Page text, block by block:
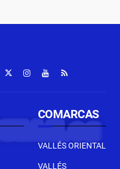
COMARCAS
VALLÉS ORIENTAL
VALLÉS